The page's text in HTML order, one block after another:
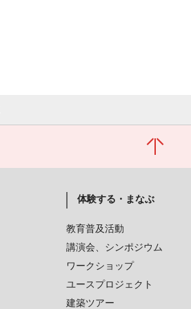
体験する・まなぶ
教育普及活動
講演会、シンポジウム
ワークショップ
ユースプロジェクト
建築ツアー